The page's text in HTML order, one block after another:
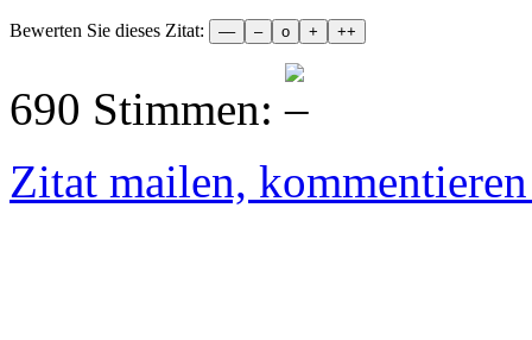
Bewerten Sie dieses Zitat:
690 Stimmen:
Zitat mailen,